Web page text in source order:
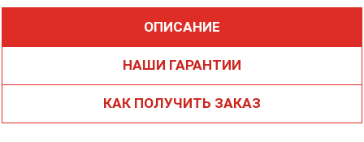
ОПИСАНИЕ
НАШИ ГАРАНТИИ
КАК ПОЛУЧИТЬ ЗАКАЗ